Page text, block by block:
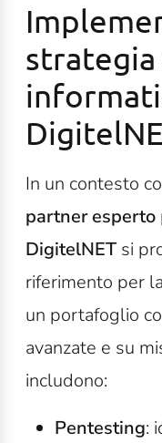
strategia
In un contesto
partner esperto
DigitelNETsi
riferimento per la
un portafoglio
avanzate e su
includono:
Pentesting: